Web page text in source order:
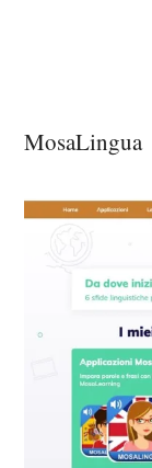
MosaLingua